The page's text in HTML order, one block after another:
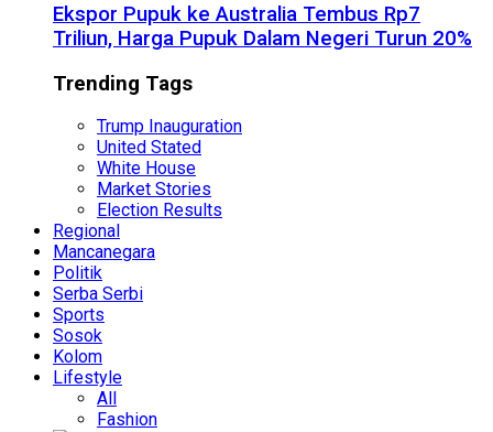
Ekspor Pupuk ke Australia Tembus Rp7
Triliun, Harga Pupuk Dalam Negeri Turun 20%
Trending Tags
Trump Inauguration
United Stated
White House
Market Stories
Election Results
Regional
Mancanegara
Politik
Serba Serbi
Sports
Sosok
Kolom
Lifestyle
All
Fashion